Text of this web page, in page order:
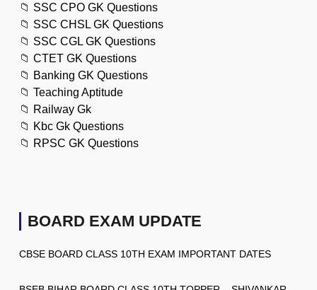
📁 SSC CPO GK Questions
📁 SSC CHSL GK Questions
📁 SSC CGL GK Questions
📁 CTET GK Questions
📁 Banking GK Questions
📁 Teaching Aptitude
📁 Railway Gk
📁 Kbc Gk Questions
📁 RPSC GK Questions
BOARD EXAM UPDATE
CBSE BOARD CLASS 10TH EXAM IMPORTANT DATES